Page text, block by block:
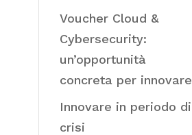
Voucher Cloud &
Cybersecurity:
un’opportunità
concreta per innovare
Innovare in periodo di
crisi